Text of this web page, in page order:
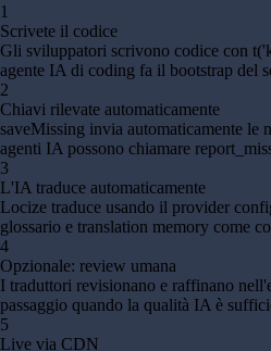
1
Scrivete il codice
Gli sviluppatori scrivono codice con
agente IA di coding fa il bootstrap del
2
Chiavi rilevate automaticamente
saveMissing invia automaticamente le
agenti IA possono chiamare
3
L'IA traduce automaticamente
Locize traduce usando il provider
glossario e translation memory come
4
Opzionale: review umana
I traduttori revisionano e raffinano
passaggio quando la qualità IA è
5
Live via CDN